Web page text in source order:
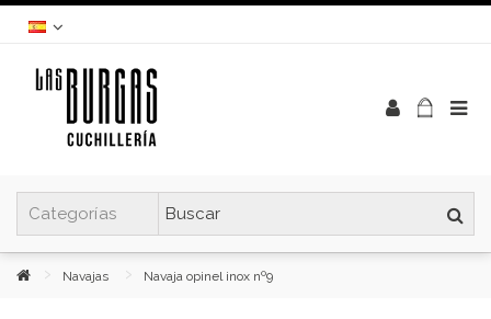
Navajas Navaja opinel inox nº9